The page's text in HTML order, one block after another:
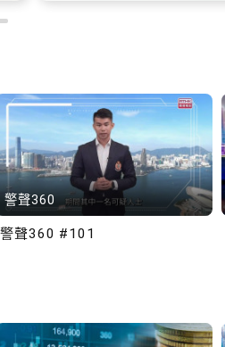
警聲360
警聲360 #101